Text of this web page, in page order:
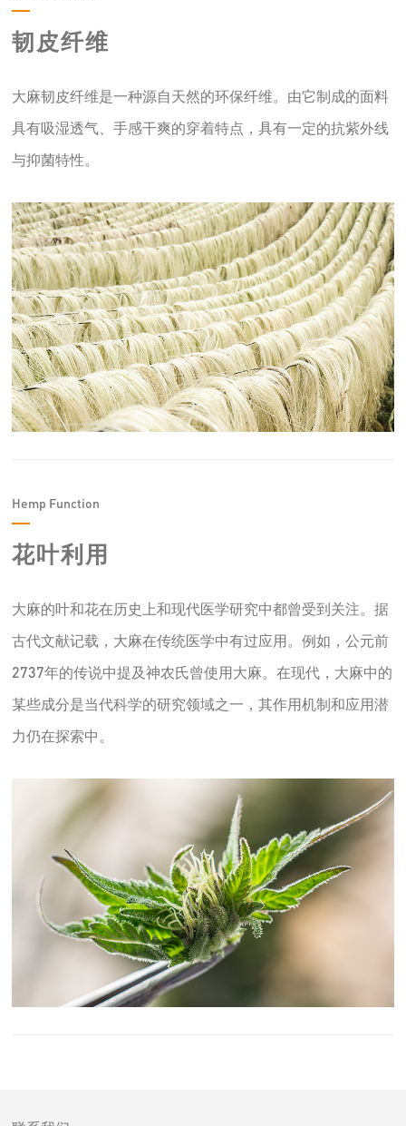
韧皮纤维
大麻韧皮纤维是一种源自天然的环保纤维。由它制成的面料
具有吸湿透气、手感干爽的穿着特点，具有一定的抗紫外线
与抑菌特性。
Hemp Function
花叶利用
大麻的叶和花在历史上和现代医学研究中都曾受到关注。据
古代文献记载，大麻在传统医学中有过应用。例如，公元前
2737年的传说中提及神农氏曾使用大麻。在现代，大麻中的
某些成分是当代科学的研究领域之一，其作用机制和应用潜
力仍在探索中。